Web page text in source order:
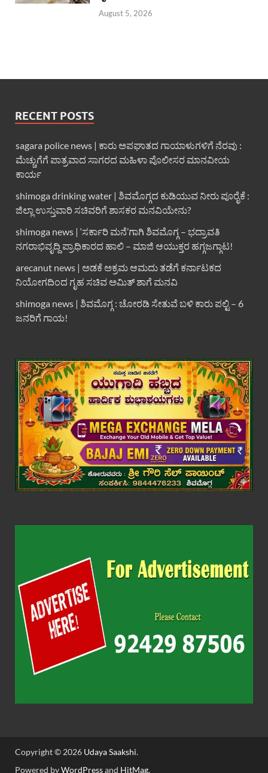
August 5, 2026
RECENT POSTS
sagara police news | ಕಾರು ಅಪಘಾತದ ಗಾಯಾಳುಗಳಿಗೆ ನೆರವು :
ಮೆಚ್ಚುಗೆಗೆ ಪಾತ್ರವಾದ ಸಾಗರದ ಮಹಿಳಾ ಪೊಲೀಸರ ಮಾನವೀಯ
ಕಾರ್ಯ
shimoga drinking water | ಶಿವಮೊಗ್ಗದ ಕುಡಿಯುವ ನೀರು ಪೂರೈಕೆ :
ಜಿಲ್ಲಾ ಉಸ್ತುವಾರಿ ಸಚಿವರಿಗೆ ಶಾಸಕರ ಮನವಿಯೇನು?
shimoga news | ‘ಸರ್ಕಾರಿ ಮನೆ’ಗಾಗಿ ಶಿವಮೊಗ್ಗ – ಭದ್ರಾವತಿ
ನಗರಾಭಿವೃದ್ದಿ ಪ್ರಾಧಿಕಾರದ ಹಾಲಿ – ಮಾಜಿ ಆಯುಕ್ತರ ಹಗ್ಗಜಗ್ಗಾಟ!
arecanut news | ಅಡಕೆ ಅಕ್ರಮ ಆಮದು ತಡೆಗೆ ಕರ್ನಾಟಕದ
ನಿಯೋಗದಿಂದ ಗೃಹ ಸಚಿವ ಅಮಿತ್ ಶಾಗೆ ಮನವಿ
shimoga news | ಶಿವಮೊಗ್ಗ : ಚೋರಡಿ ಸೇತುವೆ ಬಳಿ ಕಾರು ಪಲ್ಟಿ – 6
ಜನರಿಗೆ ಗಾಯ!
Copyright © 2026 Udaya Saakshi.
Powered byWordPressand HitMag.